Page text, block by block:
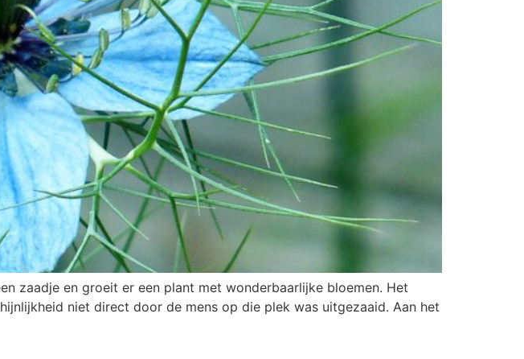
zaadje en groeit er een plant met wonderbaarlijke bloemen. Het
niet direct door de mens op die plek was uitgezaaid. Aan het